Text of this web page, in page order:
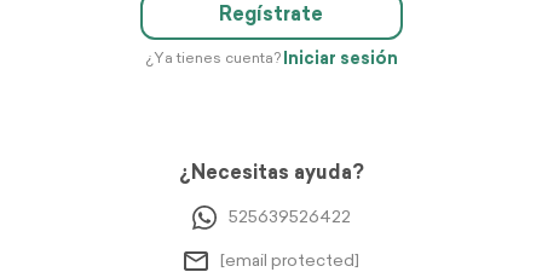
Regístrate
¿Ya tienes cuenta? Iniciar sesión
¿Necesitas ayuda?
525639526422
[email protected]